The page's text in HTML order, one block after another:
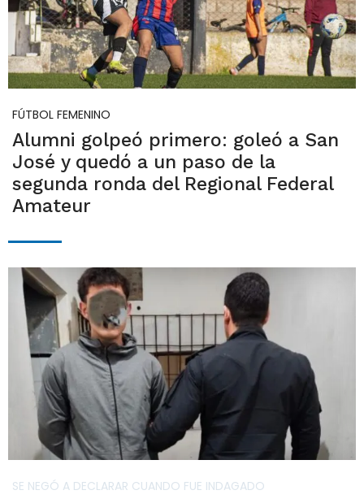
FÚTBOL FEMENINO
Alumni golpeó primero: goleó a San
José y quedó a un paso de la
segunda ronda del Regional Federal
Amateur
SE NEGÓ A DECLARAR CUANDO FUE INDAGADO